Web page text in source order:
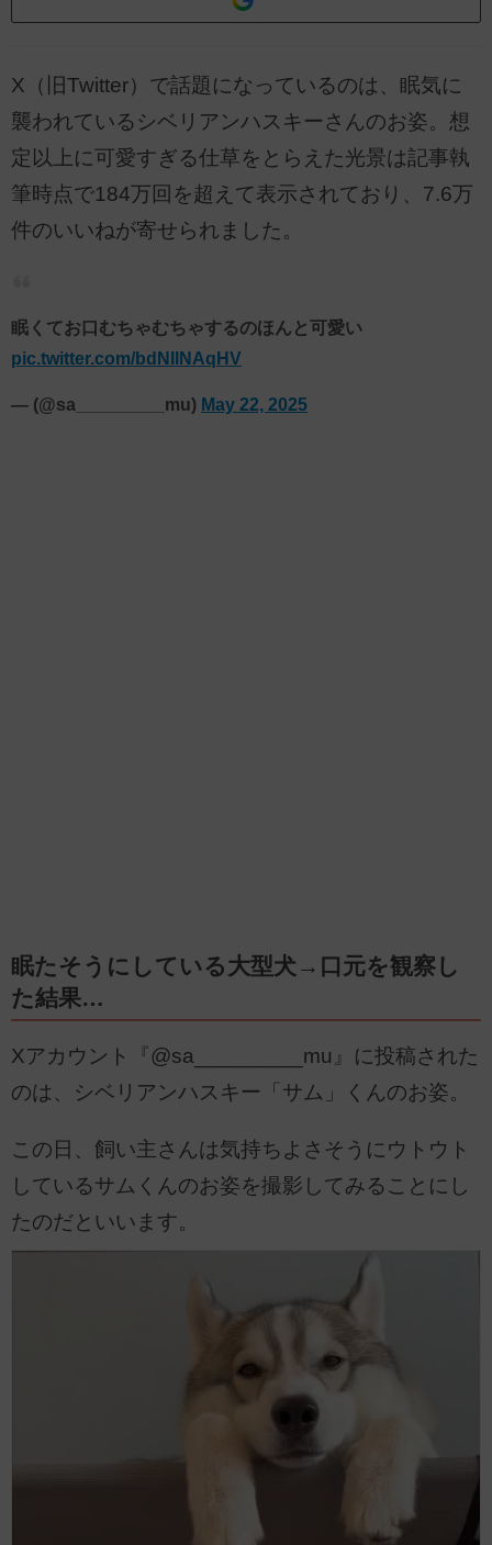
X（旧Twitter）で話題になっているのは、眠気に
襲われているシベリアンハスキーさんのお姿。想
定以上に可愛すぎる仕草をとらえた光景は記事執
筆時点で184万回を超えて表示されており、7.6万
件のいいねが寄せられました。
眠くてお口むちゃむちゃするのほんと可愛い
pic.twitter.com/bdNIINAqHV
— (@sa_________mu) May 22, 2025
眠たそうにしている大型犬→口元を観察し
た結果…
Xアカウント『@sa_________mu』に投稿された
のは、シベリアンハスキー「サム」くんのお姿。
この日、飼い主さんは気持ちよさそうにウトウト
しているサムくんのお姿を撮影してみることにし
たのだといいます。